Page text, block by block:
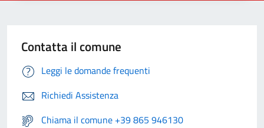
Contatta il comune
Leggi le domande frequenti
Richiedi Assistenza
Chiama il comune +39 865 946130